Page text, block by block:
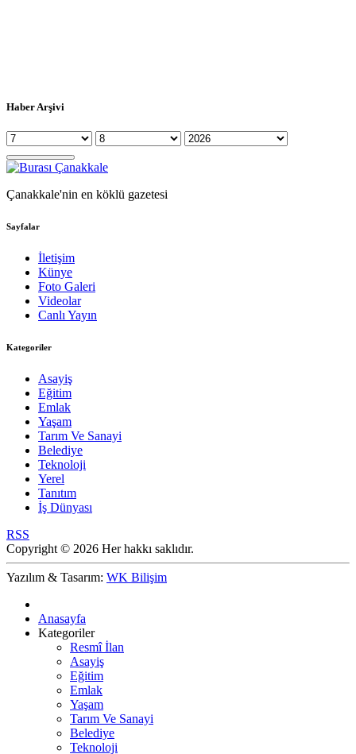
Haber Arşivi
Çanakkale'nin en köklü gazetesi
Sayfalar
İletişim
Künye
Foto Galeri
Videolar
Canlı Yayın
Kategoriler
Asayiş
Eğitim
Emlak
Yaşam
Tarım Ve Sanayi
Belediye
Teknoloji
Yerel
Tanıtım
İş Dünyası
RSS
Copyright © 2026 Her hakkı saklıdır.
Yazılım & Tasarım: WK Bilişim
Anasayfa
Kategoriler
Resmî İlan
Asayiş
Eğitim
Emlak
Yaşam
Tarım Ve Sanayi
Belediye
Teknoloji